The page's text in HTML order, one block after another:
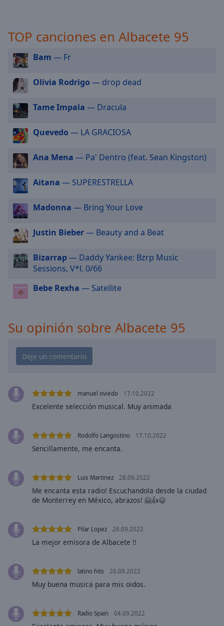
Fullscreen
modal
window.
Beginning
dialog
window.
Escape
cancel
and
close
Text
Color
Opacity
Background
Opacity
Caption
Color
Font
Text
Edge
Font
Reset
TOP canciones en Albacete 95
Bam — Fr
Olivia Rodrigo — drop dead
Tame Impala — Dracula
Quevedo — LA GRACIOSA
Ana Mena — Pa' Dentro (feat. Sean Kingston)
Aitana — SUPERESTRELLA
Madonna — Bring Your Love
Justin Bieber— Beauty and a Beat
Bizarrap— Daddy Yankee: Bzrp Music
Sessions, V*l. 0/66
Bebe Rexha — Satellite
Su opinión sobre Albacete 95
manuel oviedo 17.10.2022
Excelente selección musical. Muy animada
Rodolfo Langostino 17.10.2022
Sencillamente, me encanta.
Luis Martinez 28.09.2022
Me encanta esta radio! Escuchandola desde la ciudad
de Monterrey en México, abrazos! 🤗👍😃
Pilar Lopez 26.09.2022
La mejor emisora de Albacete !!
latino hits 26.09.2022
Muy buena musica para mis oidos.
Radio Spain 04.09.2022